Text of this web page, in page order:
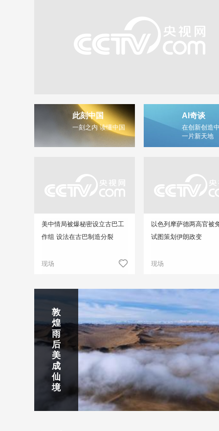
此刻中国
一刻之内 读懂中国
AI奇谈
在创新创造
一片新天地
美中情局被爆秘密设立古巴工
作组 设法在古巴制造分裂
现场
以色列摩萨德两高官被
试图策划伊朗政变
现场
静赏京娘湖
京娘湖位于邯郸武安市口上村北，常年平均气温19摄氏度，夏
温26摄氏度，是避暑休闲佳地。
吉
林
市
北
山
公
园
云
探
古
北
水
镇
南
京
玄
武
湖
景
区
焦
作
红
石
峡
秦
皇
岛
金
梦
海
湾
剑
川
下
梅
岭
瀑
布
烟
雨
齐
云
山
敦
煌
雨
后
美
成
仙
境